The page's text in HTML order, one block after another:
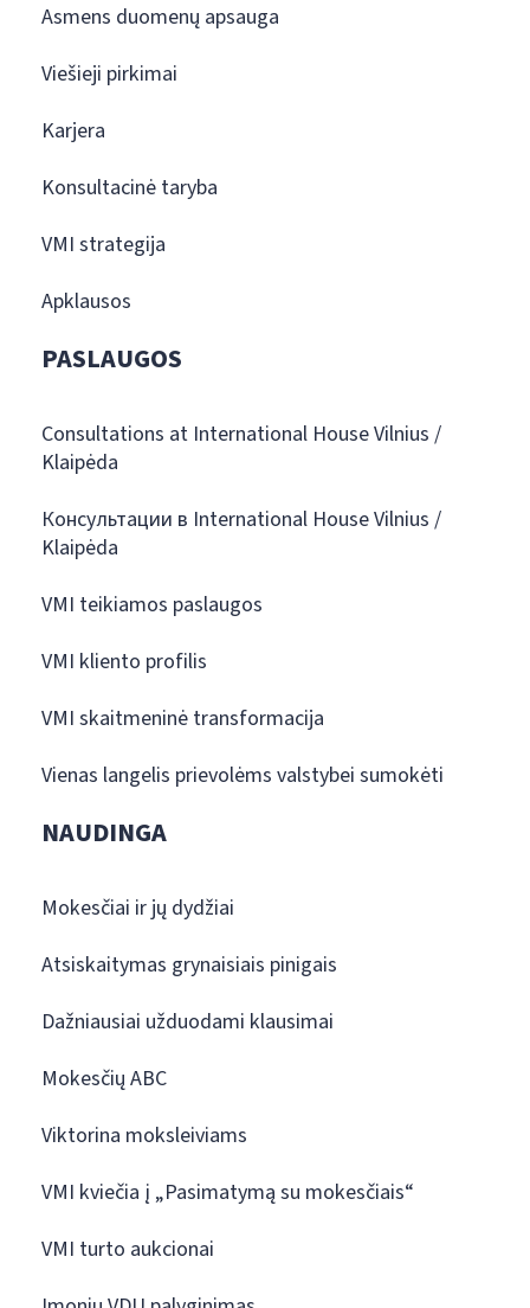
Asmens duomenų apsauga
Viešieji pirkimai
Karjera
Konsultacinė taryba
VMI strategija
Apklausos
PASLAUGOS
Consultations at International House Vilnius /
Klaipėda
Консультации в International House Vilnius /
Klaipėda
VMI teikiamos paslaugos
VMI kliento profilis
VMI skaitmeninė transformacija
Vienas langelis prievolėms valstybei sumokėti
NAUDINGA
Mokesčiai ir jų dydžiai
Atsiskaitymas grynaisiais pinigais
Dažniausiai užduodami klausimai
Mokesčių ABC
Viktorina moksleiviams
VMI kviečia į „Pasimatymą su mokesčiais“
VMI turto aukcionai